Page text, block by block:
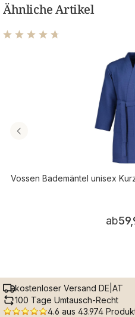
Ähnliche Artikel
Durchschnittliche
Vossen Bademäntel unisex
ab
kostenloser Versand DE|AT
100 Tage Umtausch-Recht
4.6 aus 43.974